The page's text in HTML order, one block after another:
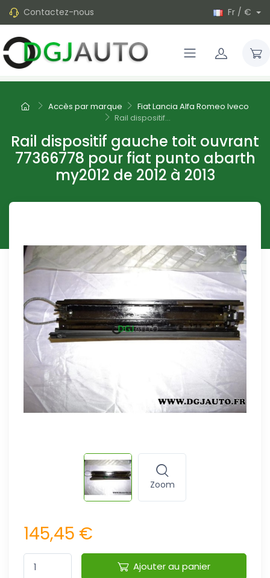
Contactez-nous Fr / €
Accès par marque
Fiat Lancia Alfa Romeo Iveco
Rail dispositif...
Rail dispositif gauche toit ouvrant
77366778 pour fiat punto abarth
my2012 de 2012 à 2013
Zoom
145,45 €
Ajouter au panier